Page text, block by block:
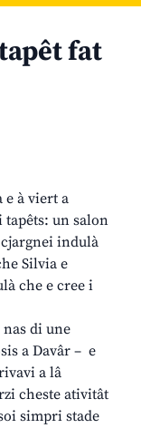
fat
e à viert a
un salon
indulà
Silvia e
che e cree i
di une
a Davâr – e
a lâ
cheste ativitât
simpri stade